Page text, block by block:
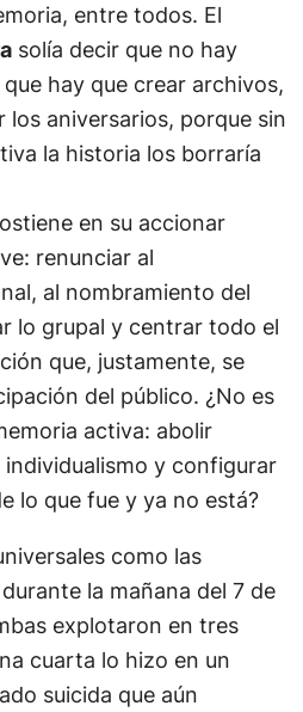
entre todos. El
solía decir que no hay
hay que crear archivos,
los aniversarios, porque sin
la historia los borraría
en su accionar
renunciar al
al nombramiento del
lo grupal y centrar todo el
que, justamente, se
del público. ¿No es
activa: abolir
y configurar
lo que fue y ya no está?
como las
la mañana del 7 de
explotaron en tres
cuarta lo hizo en un
suicida que aún